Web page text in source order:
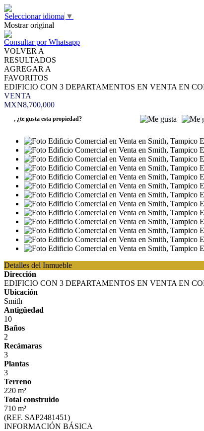
Seleccionar idioma ▼
Mostrar original
Consultar por Whatsapp
VOLVER A
RESULTADOS
AGREGAR A
FAVORITOS
EDIFICIO CON 3 DEPARTAMENTOS EN VENTA EN
VENTA
MXN8,700,000
, ¿te gusta esta propiedad?
Detalles del Inmueble
Dirección
EDIFICIO CON 3 DEPARTAMENTOS EN VENTA EN
Ubicación
Smith
Antigüedad
10
Baños
2
Recámaras
3
Plantas
3
Terreno
220 m²
Total construido
710 m²
(REF. SAP2481451)
INFORMACIÓN BÁSICA